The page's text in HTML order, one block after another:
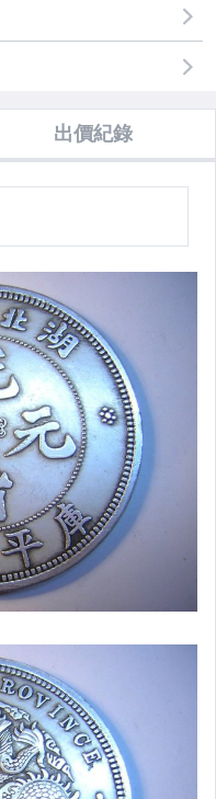
出價紀錄